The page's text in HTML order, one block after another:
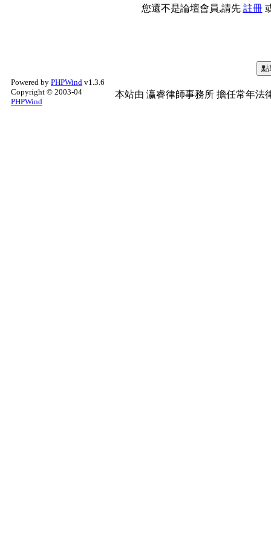
您還不是論壇會員,請先 註冊
Powered by PHPWind v1.3.6
Copyright © 2003-04
PHPWind
本站由 瀛睿律師事務所 擔任常年法